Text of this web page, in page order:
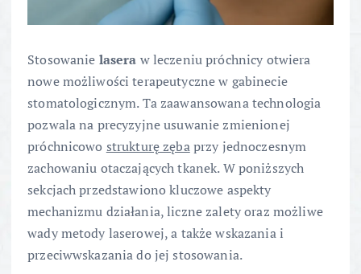
Stosowanie lasera w leczeniu próchnicy otwiera
nowe możliwości terapeutyczne w gabinecie
stomatologicznym. Ta zaawansowana technologia
pozwala na precyzyjne usuwanie zmienionej
próchnicowo strukturę zębaprzy jednoczesnym
zachowaniu otaczających tkanek. W poniższych
sekcjach przedstawiono kluczowe aspekty
mechanizmu działania, liczne zalety oraz możliwe
wady metody laserowej, a także wskazania i
przeciwwskazania do jej stosowania.